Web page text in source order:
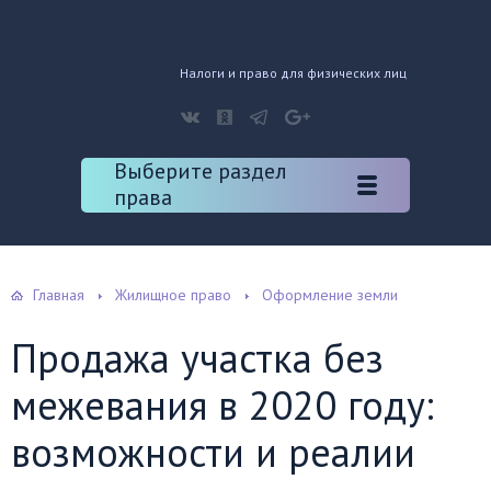
Налоги и право для физических лиц
Выберите раздел
права
Главная Жилищное право Оформление земли
Продажа участка без
межевания в 2020 году:
возможности и реалии